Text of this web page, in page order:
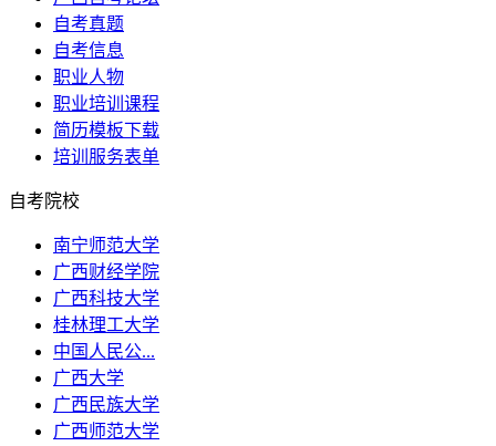
自考真题
自考信息
职业人物
职业培训课程
简历模板下载
培训服务表单
自考院校
南宁师范大学
广西财经学院
广西科技大学
桂林理工大学
中国人民公...
广西大学
广西民族大学
广西师范大学